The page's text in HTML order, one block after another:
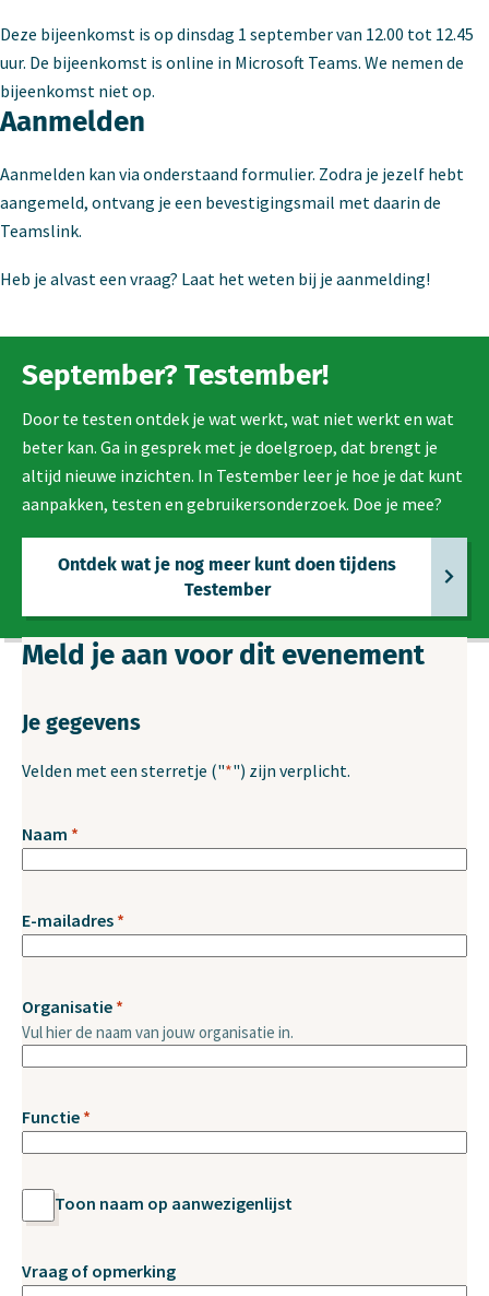
Deze bijeenkomst is op dinsdag 1 september van 12.00 tot 12.45
uur. De bijeenkomst is online in Microsoft Teams. We nemen de
bijeenkomst niet op.
Aanmelden
Aanmelden kan via onderstaand formulier. Zodra je jezelf hebt
aangemeld, ontvang je een bevestigingsmail met daarin de
Teamslink.
Heb je alvast een vraag? Laat het weten bij je aanmelding!
September? Testember!
Door te testen ontdek je wat werkt, wat niet werkt en wat
beter kan. Ga in gesprek met je doelgroep, dat brengt je
altijd nieuwe inzichten. In Testember leer je hoe je dat kunt
aanpakken, testen en gebruikersonderzoek. Doe je mee?
Ontdek wat je nog meer kunt doen tijdens
Testember
Meld je aan voor dit evenement
Je gegevens
Velden met een sterretje ("*") zijn verplicht.
Naam *
E-mailadres *
Organisatie *
Vul hier de naam van jouw organisatie in.
Functie *
Toon naam op aanwezigenlijst
Vraag of opmerking